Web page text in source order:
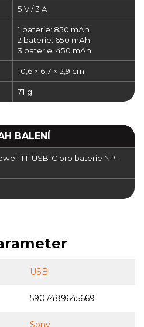
5 V / 3 A
1 baterie: 850 mAh
2 baterie: 650 mAh
3 baterie: 450 mAh
10,6 × 6,7 × 2,9 cm
71 g
BALENÍ
TT-USB-C pro baterie NP-
USB
5907489645669
Sony